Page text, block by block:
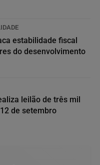
estabilidade fiscal
do desenvolvimento
leilão de três mil
de setembro